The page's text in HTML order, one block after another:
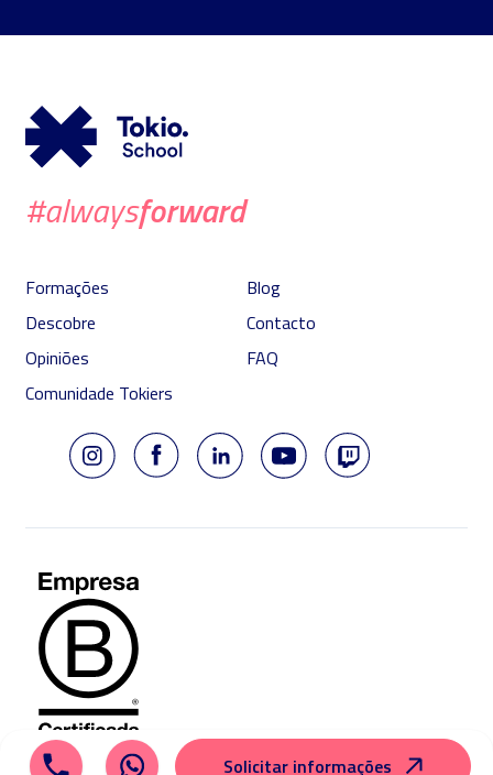
#alwaysforward
Formações
Descobre
Opiniões
Comunidade Tokiers
Blog
Contacto
FAQ
Solicitar informações